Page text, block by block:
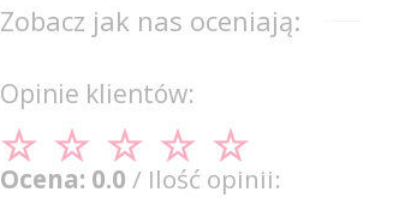
Zobacz jak nas oceniają:
Opinie klientów:
Ocena: 0.0 / Ilość opinii: